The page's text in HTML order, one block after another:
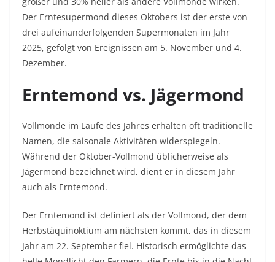
Der Erntesupermond dieses Oktobers ist der erste von
drei aufeinanderfolgenden Supermonaten im Jahr
2025, gefolgt von Ereignissen am 5. November und 4.
Dezember.
Erntemond vs. Jägermond
Vollmonde im Laufe des Jahres erhalten oft traditionelle
Namen, die saisonale Aktivitäten widerspiegeln.
Während der Oktober-Vollmond üblicherweise als
Jägermond bezeichnet wird, dient er in diesem Jahr
auch als Erntemond.
Der Erntemond ist definiert als der Vollmond, der dem
Herbstäquinoktium am nächsten kommt, das in diesem
Jahr am 22. September fiel. Historisch ermöglichte das